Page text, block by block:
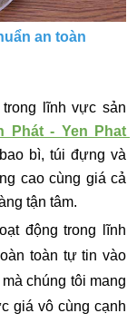
an toàn
lĩnh vực sản
Phát - Yen Phat
bì, túi đựng và
cao cùng giá cả
tận tâm.
động trong lĩnh
toàn tự tin vào
chúng tôi mang
giá vô cùng cạnh